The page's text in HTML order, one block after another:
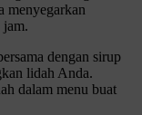
menyegarkan
jam.
dengan sirup
lidah Anda.
dalam menu buat